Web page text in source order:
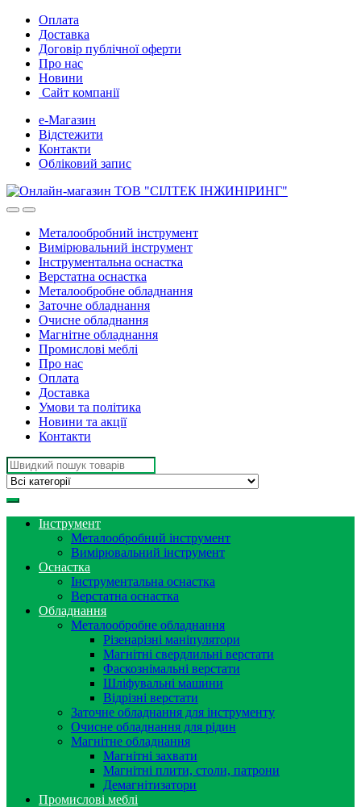
Skip
navigation
Skip
content
Оплата
Доставка
Договір публічної оферти
Про нас
Новини
Сайт компанії
е-Магазин
Відстежити
Контакти
Обліковий запис
Металообробний інструмент
Вимірювальний інструмент
Інструментальна оснастка
Верстатна оснастка
Металообробне обладнання
Заточне обладнання
Очисне обладнання
Магнітне обладнання
Промислові меблі
Про нас
Оплата
Доставка
Умови та політика
Новини та акції
Контакти
Search
for:
Інструмент
Металообробний інструмент
Вимірювальний інструмент
Оснастка
Інструментальна оснастка
Верстатна оснастка
Обладнання
Металообробне обладнання
Різенарізні маніпулятори
Магнітні свердлильні верстати
Фаскознімальні верстати
Шліфувальні машини
Відрізні верстати
Заточне обладнання для інструменту
Очисне обладнання для рідин
Магнітне обладнання
Магнітні захвати
Магнітні плити, столи, патрони
Демагнітизатори
Промислові меблі